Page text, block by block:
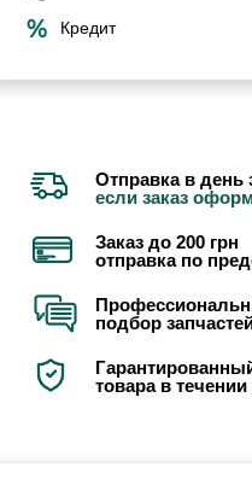
Кредит
Отправка в день
если заказ
Заказ до 200 грн
отправка по
подбор
товара в